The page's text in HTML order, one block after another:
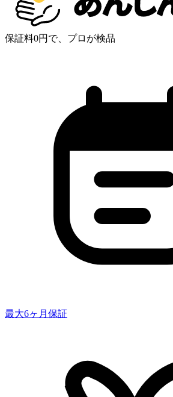
保証料0円で、プロが検品
最大6ヶ月保証